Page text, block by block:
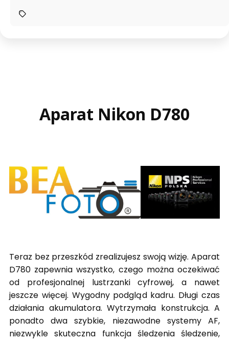
Aparat Nikon D780
Teraz bez przeszkód zrealizujesz swoją wizję. Aparat
D780 zapewnia wszystko, czego można oczekiwać
od profesjonalnej lustrzanki cyfrowej, a nawet
jeszcze więcej. Wygodny podgląd kadru. Długi czas
działania akumulatora. Wytrzymała konstrukcja. A
ponadto dwa szybkie, niezawodne systemy AF,
niezwykle skuteczna funkcja śledzenia śledzenie,